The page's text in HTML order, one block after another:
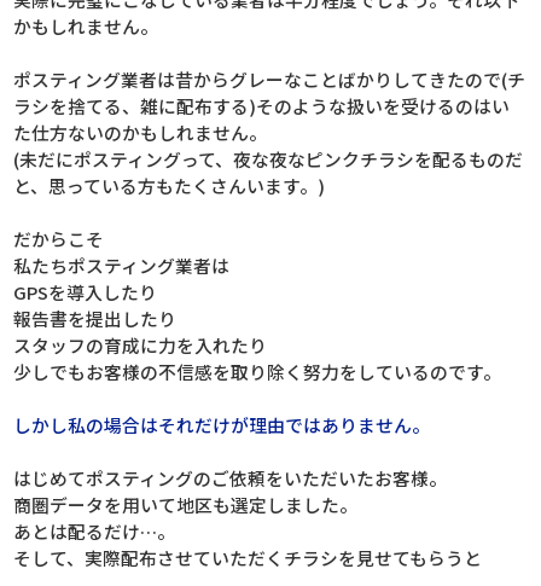
かもしれません。
ポスティング業者は昔からグレーなことばかりしてきたので(チ
ラシを捨てる、雑に配布する)そのような扱いを受けるのはい
た仕方ないのかもしれません。
(未だにポスティングって、夜な夜なピンクチラシを配るものだ
と、思っている方もたくさんいます。)
だからこそ
私たちポスティング業者は
GPSを導入したり
報告書を提出したり
スタッフの育成に力を入れたり
少しでもお客様の不信感を取り除く努力をしているのです。
しかし私の場合はそれだけが理由ではありません。
はじめてポスティングのご依頼をいただいたお客様。
商圏データを用いて地区も選定しました。
あとは配るだけ…。
そして、実際配布させていただくチラシを見せてもらうと